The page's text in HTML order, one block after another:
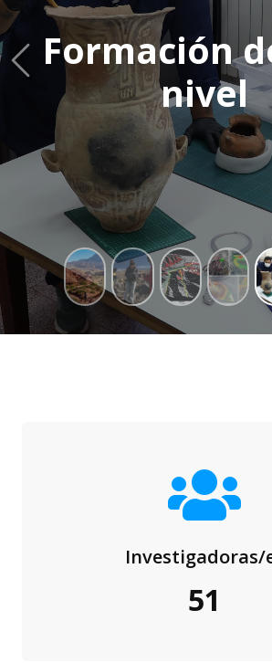
Formación
nivel
Previous
Investigadoras/
51